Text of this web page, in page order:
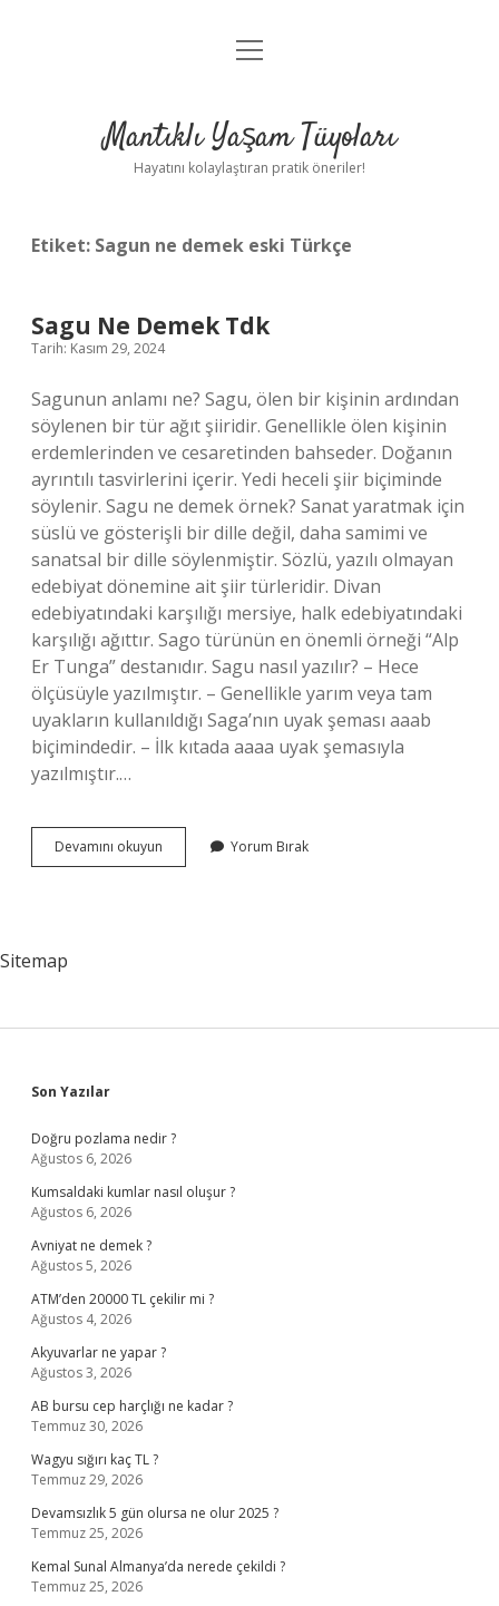
Anasayfa
Yasal Uyarı
menüyü
Mantıklı Yaşam Tüyoları
Hayatını kolaylaştıran pratik öneriler!
Etiket: Sagun ne demek eski Türkçe
Sagu Ne Demek Tdk
Tarih: Kasım 29, 2024
Sagunun anlamı ne? Sagu, ölen bir kişinin ardından
söylenen bir tür ağıt şiiridir. Genellikle ölen kişinin
erdemlerinden ve cesaretinden bahseder. Doğanın
ayrıntılı tasvirlerini içerir. Yedi heceli şiir biçiminde
söylenir. Sagu ne demek örnek? Sanat yaratmak için
süslü ve gösterişli bir dille değil, daha samimi ve
sanatsal bir dille söylenmiştir. Sözlü, yazılı olmayan
edebiyat dönemine ait şiir türleridir. Divan
edebiyatındaki karşılığı mersiye, halk edebiyatındaki
karşılığı ağıttır. Sago türünün en önemli örneği “Alp
Er Tunga” destanıdır. Sagu nasıl yazılır? – Hece
ölçüsüyle yazılmıştır. – Genellikle yarım veya tam
uyakların kullanıldığı Saga’nın uyak şeması aaab
biçimindedir. – İlk kıtada aaaa uyak şemasıyla
yazılmıştır.…
Devamını okuyun
Ne
Yorum Bırak
Sitemap
Sidebar
Son Yazılar
Doğru pozlama nedir ?
Ağustos 6, 2026
Kumsaldaki kumlar nasıl oluşur ?
Ağustos 6, 2026
Avniyat ne demek ?
Ağustos 5, 2026
ATM’den 20000 TL çekilir mi ?
Ağustos 4, 2026
Akyuvarlar ne yapar ?
Ağustos 3, 2026
AB bursu cep harçlığı ne kadar ?
Temmuz 30, 2026
Wagyu sığırı kaç TL ?
Temmuz 29, 2026
Devamsızlık 5 gün olursa ne olur 2025 ?
Temmuz 25, 2026
Kemal Sunal Almanya’da nerede çekildi ?
Temmuz 25, 2026